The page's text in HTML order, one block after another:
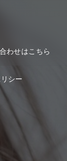
わせはこちら
シー